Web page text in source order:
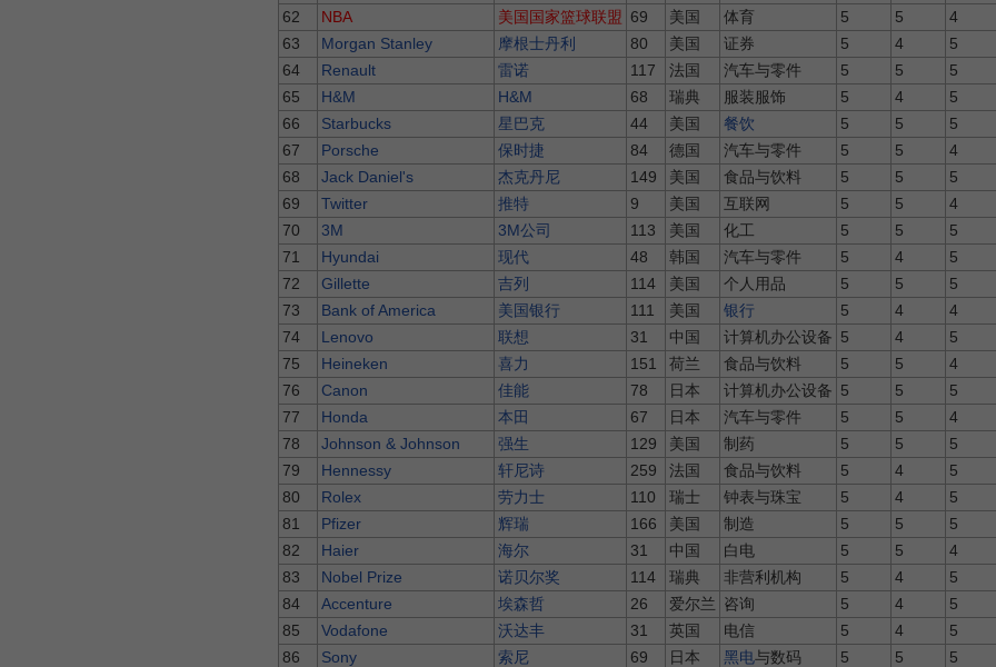
62
NBA 美国国家篮球联盟 69 美国 体育 5 5 4
63
Morgan Stanley 摩根士丹利 80 美国 证券 5 4 5
64
Renault 雷诺 117 法国 汽车与零件 5 5 5
65
H&M H&M 68 瑞典 服装服饰 5 4 5
66
Starbucks 星巴克 44 美国 餐饮 5 5 5
67
Porsche 保时捷 84 德国 汽车与零件 5 5 4
68
Jack Daniel's 杰克丹尼 149 美国 食品与饮料 5 5 5
69
Twitter 推特 9 美国 互联网 5 5 4
70
3M 3M公司 113 美国 化工 5 5 5
71
Hyundai 现代 48 韩国 汽车与零件 5 4 5
72
Gillette 吉列 114 美国 个人用品 5 5 5
73
Bank of America 美国银行 111 美国 银行 5 4 4
74
Lenovo 联想 31 中国 计算机办公设备 5 4 5
75
Heineken 喜力 151 荷兰 食品与饮料 5 5 4
76
Canon 佳能 78 日本 计算机办公设备 5 5 5
77
Honda 本田 67 日本 汽车与零件 5 5 4
78
Johnson & Johnson 强生 129 美国 制药 5 5 5
79
Hennessy 轩尼诗 259 法国 食品与饮料 5 4 5
80
Rolex 劳力士 110 瑞士 钟表与珠宝 5 4 5
81
Pfizer 辉瑞 166 美国 制造 5 5 5
82
Haier 海尔 31 中国 白电 5 5 4
83
Nobel Prize 诺贝尔奖 114 瑞典 非营利机构 5 4 5
84
Accenture 埃森哲 26 爱尔兰 咨询 5 4 5
85
Vodafone 沃达丰 31 英国 电信 5 4 5
86
Sony 索尼 69 日本 黑电与数码 5 5 5